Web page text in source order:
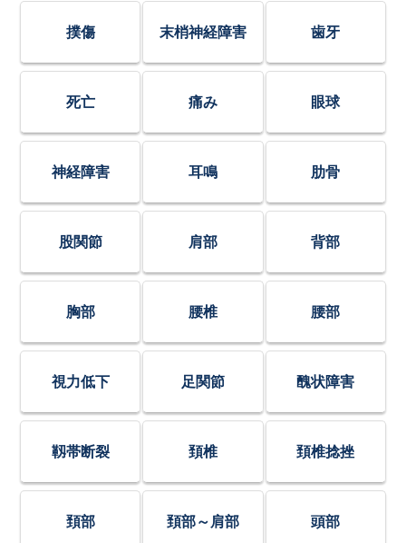
撲傷 末梢神経障害 歯牙
死亡 痛み 眼球
神経障害 耳鳴 肋骨
股関節 肩部 背部
胸部 腰椎 腰部
視力低下 足関節 醜状障害
靱帯断裂 頚椎 頚椎捻挫
頚部 頚部～肩部 頭部